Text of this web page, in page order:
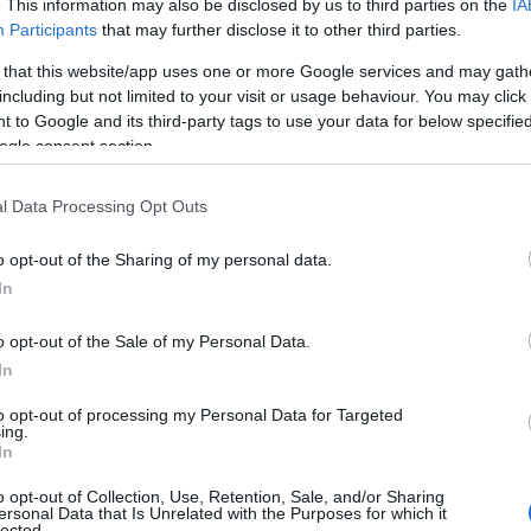
This information may also be disclosed by us to third parties on the
Participants that may further disclose it to other third parties.
that this website/app uses one or more Google services and may
but not limited to your visit or usage behaviour. You may
to Google and its third-party tags to use your data for below
consent section.
Data Processing Opt Outs
opt-out of the Sharing of my personal data.
opt-out of the Sale of my Personal Data.
opt-out of processing my Personal Data for Targeted
opt-out of Collection, Use, Retention, Sale, and/or Sharing
Data that Is Unrelated with the Purposes for which it
τον λόγο αυτό, οι ενδιαφερόμενοι θα πρέπει να
ποσά θα καταβληθούν
του επιδόματος διαμορφώνεται ανάλογα με την